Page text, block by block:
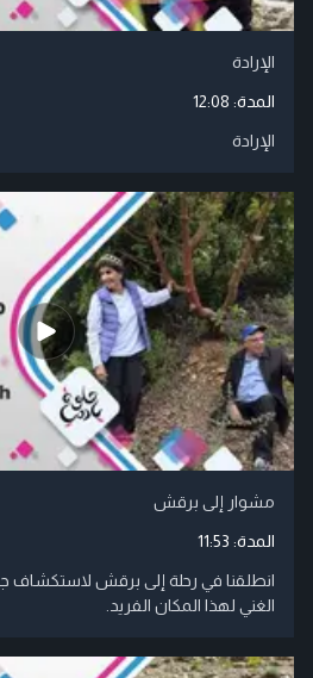
الإرادة
المدة: 12:08
الإرادة
مشوار إلى برقش
المدة: 11:53
انطلقنا في رحلة إلى برقش لاستكشاف
الغني لهذا المكان الفريد.